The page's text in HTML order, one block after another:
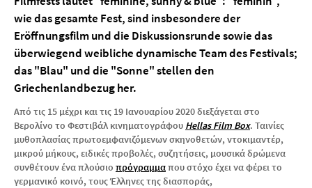
wie das gesamte Fest, sind insbesondere der
Eröffnungsfilm und die Diskussionsrunde sowie das
überwiegend weibliche dynamische Team des Festivals;
das "Blau" und die "Sonne" stellen den
Griechenlandbezug her.
Από τις 15 μέχρι και τις 19 Ιανουαρίου 2020 διεξάγεται στο
Βερολίνο το Φεστιβάλ κινηματογράφου Hellas Film Box. Ταινίες
μυθοπλασίας πρωτοεμφανιζόμενων σκηνοθετών, ντοκιμαντέρ,
μικρού μήκους, ειδικές προβολές, συζητήσεις, μουσικά δρώμενα
συνθέτουν ένα πλούσιο πρόγραμμαπου στόχο έχει να φέρει το
γερμανικό κοινό, τους Έλληνες της διασποράς,